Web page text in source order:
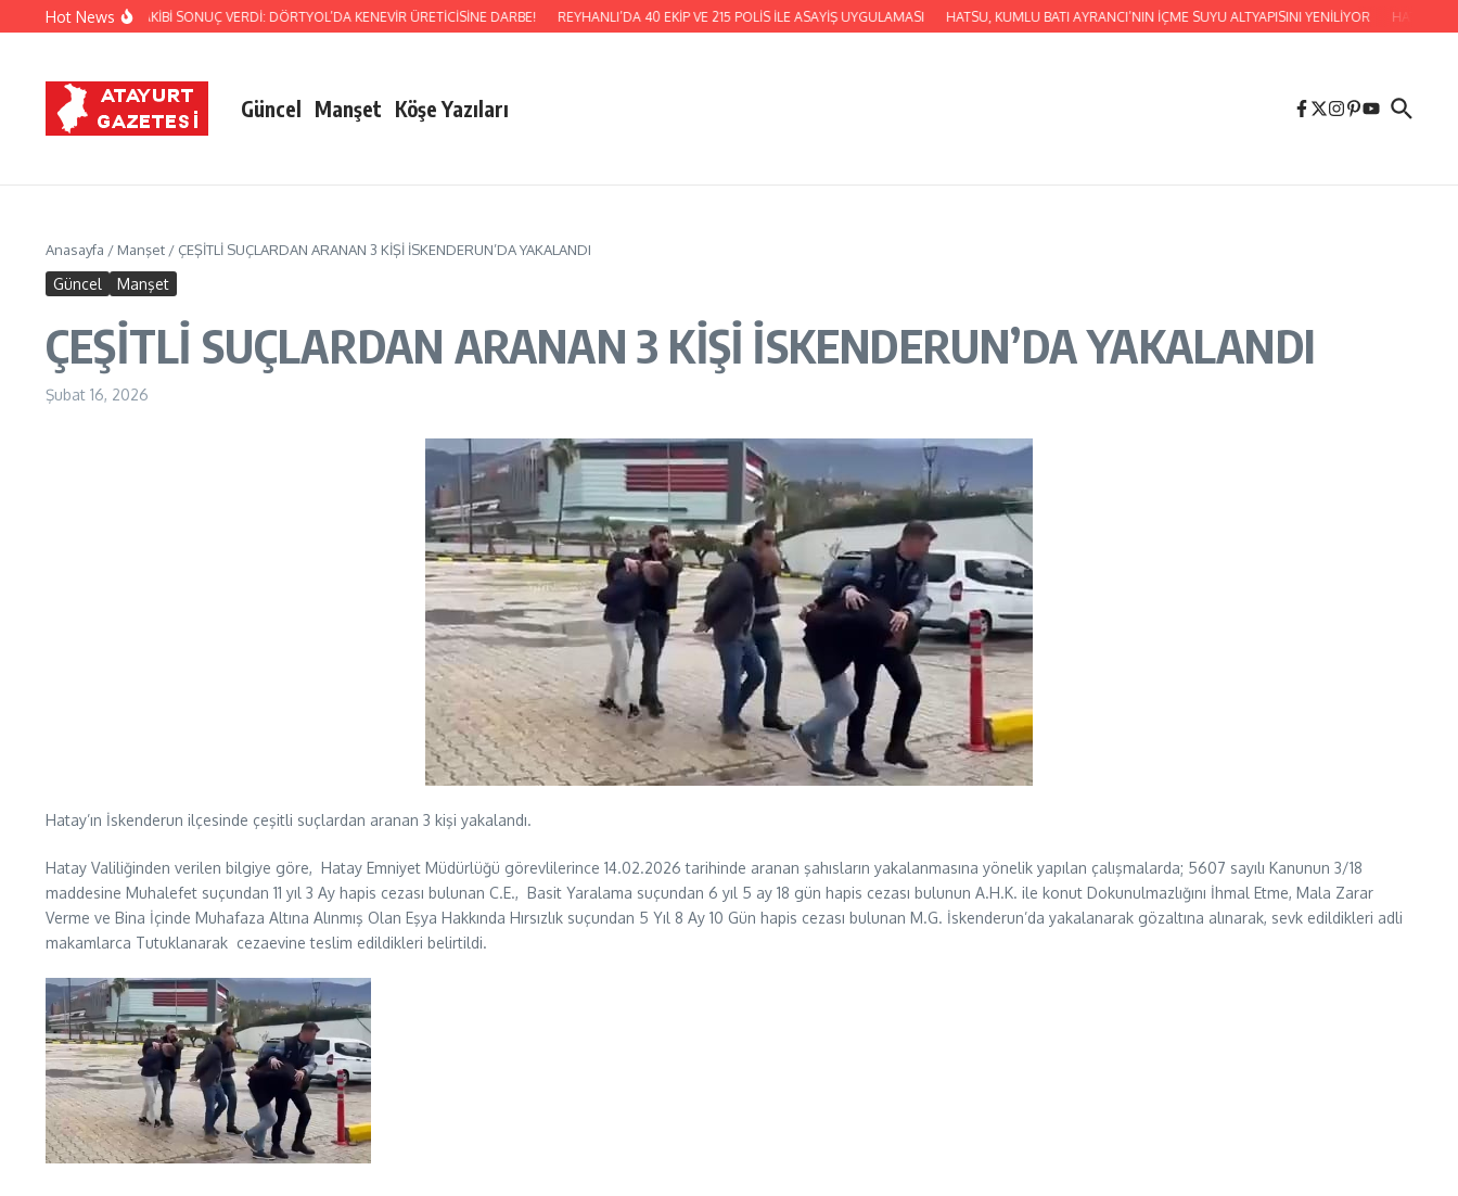
İçeriğe atlaHot NewsTİTİZ TAKİBİ SONUÇ VERDİ: DÖRTYOL’DA KENEVİR ÜRETİCİSİNE DARBE! REYHANLI’DA 40 EKİP VE 215 POLİS İLE ASAYİŞ UYGULAMASI HATSU, KUMLU BATI AYRANCI’NIN İÇME SUYU ALTYAPISINI YENİLİYOR HATAY
Güncel Manşet Köşe Yazıları
Anasayfa / Manşet / ÇEŞİTLİ SUÇLARDAN ARANAN 3 KİŞİ İSKENDERUN’DA YAKALANDI
Güncel Manşet
ÇEŞİTLİ SUÇLARDAN ARANAN 3 KİŞİ İSKENDERUN’DA YAKALANDI
Şubat 16, 2026
Hatay’ın İskenderun ilçesinde çeşitli suçlardan aranan 3 kişi yakalandı.
Hatay Valiliğinden verilen bilgiye göre, Hatay Emniyet Müdürlüğü görevlilerince 14.02.2026 tarihinde aranan şahısların yakalanmasına yönelik yapılan çalışmalarda; 5607 sayılı Kanunun 3/18
maddesine Muhalefet suçundan 11 yıl 3 Ay hapis cezası bulunan C.E., Basit Yaralama suçundan 6 yıl 5 ay 18 gün hapis cezası bulunun A.H.K. ile konut Dokunulmazlığını İhmal Etme, Mala Zarar
Verme ve Bina İçinde Muhafaza Altına Alınmış Olan Eşya Hakkında Hırsızlık suçundan 5 Yıl 8 Ay 10 Gün hapis cezası bulunan M.G. İskenderun’da yakalanarak gözaltına alınarak, sevk edildikleri adli
makamlarca Tutuklanarak cezaevine teslim edildikleri belirtildi.